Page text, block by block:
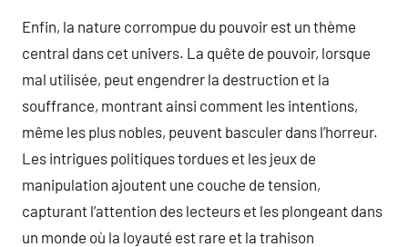
Enfin, la nature corrompue du pouvoir est un thème
central dans cet univers. La quête de pouvoir, lorsque
mal utilisée, peut engendrer la destruction et la
souffrance, montrant ainsi comment les intentions,
même les plus nobles, peuvent basculer dans l’horreur.
Les intrigues politiques tordues et les jeux de
manipulation ajoutent une couche de tension,
capturant l’attention des lecteurs et les plongeant dans
un monde où la loyauté est rare et la trahison